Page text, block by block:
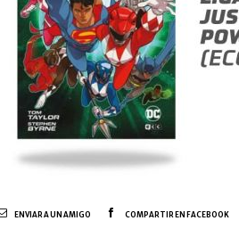
ENVIAR A UN AMIGO COMPARTIR EN FACEBOOK